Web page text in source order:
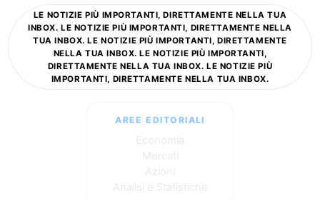
LE NOTIZIE PIÙ IMPORTANTI, DIRETTAMENTE NELLA TUA
INBOX. LE NOTIZIE PIÙ IMPORTANTI, DIRETTAMENTE NELLA
TUA INBOX. LE NOTIZIE PIÙ IMPORTANTI, DIRETTAMENTE
NELLA TUA INBOX. LE NOTIZIE PIÙ IMPORTANTI,
DIRETTAMENTE NELLA TUA INBOX. LE NOTIZIE PIÙ
IMPORTANTI, DIRETTAMENTE NELLA TUA INBOX.
AREE EDITORIALI
Economia
Mercati
Azioni
Analisi e Statistiche